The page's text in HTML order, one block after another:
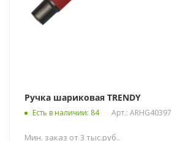
Ручка шариковая TRENDY
Есть в наличии: 84 Арт.: ARHG40397
Мин. заказ от 3 тыс.руб..